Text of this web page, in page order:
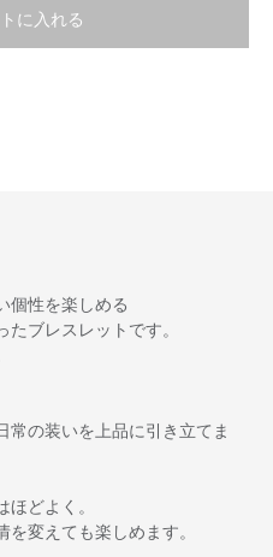
に入れる
個性を楽しめる
ブレスレットです。
常の装いを上品に引き立てま
どよく。
変えても楽しめます。